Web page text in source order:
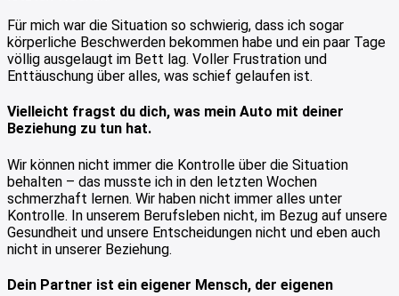
Für mich war die Situation so schwierig, dass ich sogar
körperliche Beschwerden bekommen habe und ein paar Tage
völlig ausgelaugt im Bett lag. Voller Frustration und
Enttäuschung über alles, was schief gelaufen ist.
Vielleicht fragst du dich, was mein Auto mit deiner
Beziehung zu tun hat.
Wir können nicht immer die Kontrolle über die Situation
behalten – das musste ich in den letzten Wochen
schmerzhaft lernen. Wir haben nicht immer alles unter
Kontrolle. In unserem Berufsleben nicht, im Bezug auf unsere
Gesundheit und unsere Entscheidungen nicht und eben auch
nicht in unserer Beziehung.
Dein Partner ist ein eigener Mensch, der eigenen